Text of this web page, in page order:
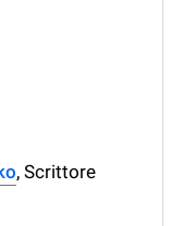
, Scrittore